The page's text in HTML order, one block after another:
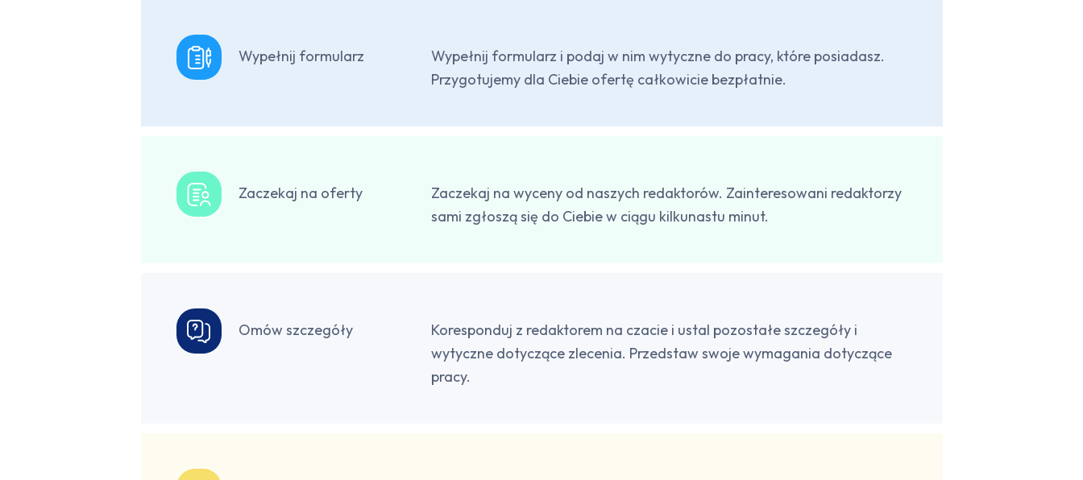
Wypełnij formularz
Wypełnij formularz i podaj w nim wytyczne do pracy, które posiadasz.
Przygotujemy dla Ciebie ofertę całkowicie bezpłatnie.
Zaczekaj na oferty
Zaczekaj na wyceny od naszych redaktorów. Zainteresowani redaktorzy
sami zgłoszą się do Ciebie w ciągu kilkunastu minut.
Omów szczegóły
Koresponduj z redaktorem na czacie i ustal pozostałe szczegóły i
wytyczne dotyczące zlecenia. Przedstaw swoje wymagania dotyczące
pracy.